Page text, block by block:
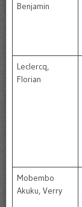
Benjamin
Leclercq,
Florian
Mobembo
Akuku, Verry